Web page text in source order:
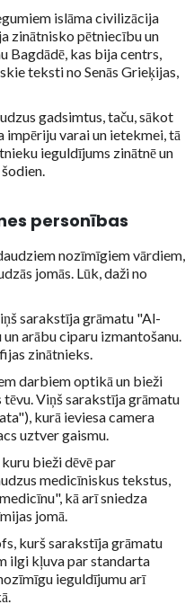
islāma civilizācija
zinātnisko pētniecību un
Bagdādē, kas bija centrs,
teksti no Senās Grieķijas,
gadsimtus, taču, sākot
impēriju varai un ietekmei, tā
ieguldījums zinātnē un
personības
nozīmīgiem vārdiem,
jomās. Lūk, daži no
sarakstīja grāmatu "Al-
arābu ciparu izmantošanu.
zinātnieks.
darbiem optikā un bieži
Viņš sarakstīja grāmatu
kurā ieviesa camera
uztver gaismu.
bieži dēvē par
medicīniskus tekstus,
kā arī sniedza
jomā.
kurš sarakstīja grāmatu
ilgi kļuva par standarta
ieguldījumu arī